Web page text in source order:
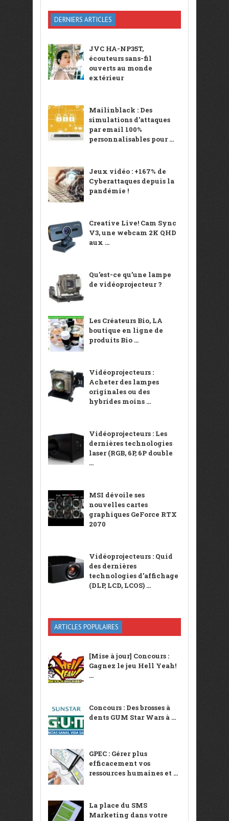
DERNIERS ARTICLES
JVC HA-NP35T,
écouteurs sans-fil
ouverts au monde
extérieur
Mailinblack : Des
simulations d’attaques
par email 100%
personnalisables pour ...
Jeux vidéo : +167% de
Cyberattaques depuis la
pandémie !
Creative Live! Cam Sync
V3, une webcam 2K QHD
aux ...
Qu’est-ce qu’une lampe
de vidéoprojecteur ?
Les Créateurs Bio, LA
boutique en ligne de
produits Bio ...
Vidéoprojecteurs :
Acheter des lampes
originales ou des
hybrides moins ...
Vidéoprojecteurs : Les
dernières technologies
laser (RGB, 6P, 6P double
...
MSI dévoile ses
nouvelles cartes
graphiques GeForce RTX
2070
Vidéoprojecteurs : Quid
des dernières
technologies d’affichage
(DLP, LCD, LCOS) ...
ARTICLES POPULAIRES
[Mise à jour] Concours :
Gagnez le jeu Hell Yeah!
...
Concours : Des brosses à
dents GUM Star Wars à ...
GPEC : Gérer plus
efficacement vos
ressources humaines et ...
La place du SMS
Marketing dans votre